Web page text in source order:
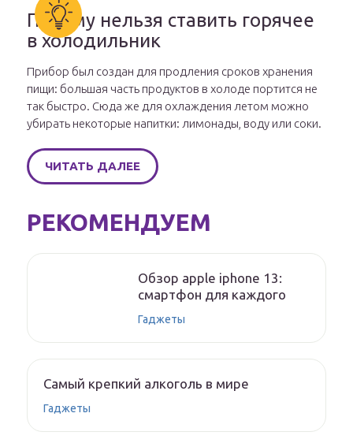
Почему нельзя ставить горячее
в холодильник
Прибор был создан для продления сроков хранения
пищи: большая часть продуктов в холоде портится не
так быстро. Сюда же для охлаждения летом можно
убирать некоторые напитки: лимонады, воду или соки.
ЧИТАТЬ ДАЛЕЕ
РЕКОМЕНДУЕМ
Обзор apple iphone 13:
смартфон для каждого
Гаджеты
Самый крепкий алкоголь в мире
Гаджеты